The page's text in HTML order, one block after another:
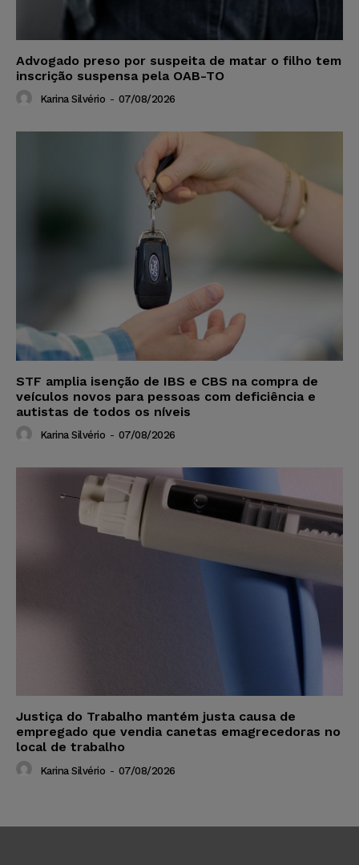
Advogado preso por suspeita de matar o filho tem
inscrição suspensa pela OAB-TO
Karina Silvério - 07/08/2026
STF amplia isenção de IBS e CBS na compra de
veículos novos para pessoas com deficiência e
autistas de todos os níveis
Karina Silvério - 07/08/2026
Justiça do Trabalho mantém justa causa de
empregado que vendia canetas emagrecedoras no
local de trabalho
Karina Silvério - 07/08/2026